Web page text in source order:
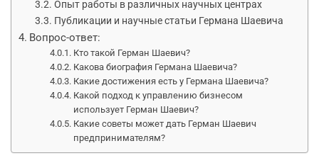
Опыт работы в различных научных центрах
Публикации и научные статьи Германа Шаевича
Вопрос-ответ:
Кто такой Герман Шаевич?
Какова биография Германа Шаевича?
Какие достижения есть у Германа Шаевича?
Какой подход к управлению бизнесом
использует Герман Шаевич?
Какие советы может дать Герман Шаевич
предпринимателям?